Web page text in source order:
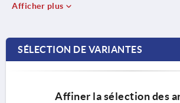
Afficher plus
SÉLECTION DE VARIANTES
Affiner la sélection des